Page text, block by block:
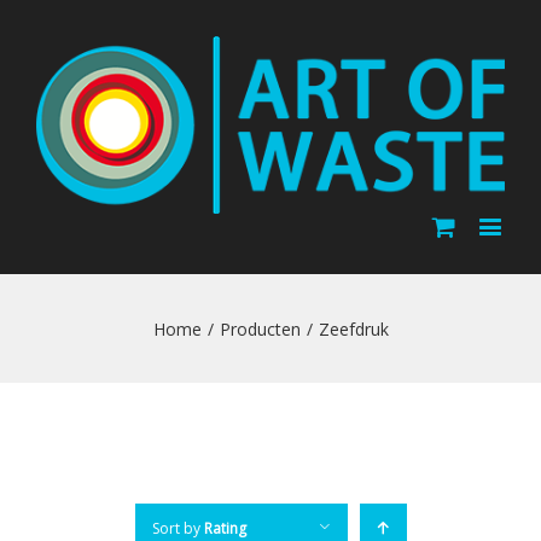
Home / Producten / Zeefdruk
Sort byRating